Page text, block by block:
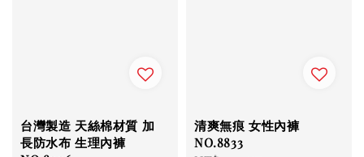
台灣製造 天絲棉材質 加
長防水布 生理內褲
清爽無痕 女性內褲
NO.8833